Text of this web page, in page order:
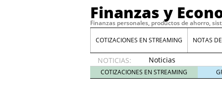
Finanzas y
Finanzas personales, productos de ahorro,
COTIZACIONES EN STREAMING NOTAS
NOTICIAS:
Noticias
de XRP
por qué
COTIZACIONES EN STREAMING